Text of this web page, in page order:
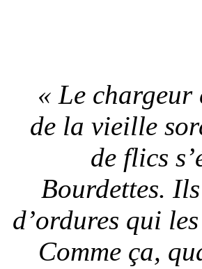
« Le chargeur
de la vieille
de flics
Bourdettes.
d’ordures qui
Comme ça,